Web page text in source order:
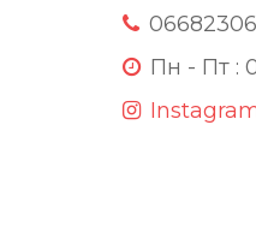
Пн - Пт :